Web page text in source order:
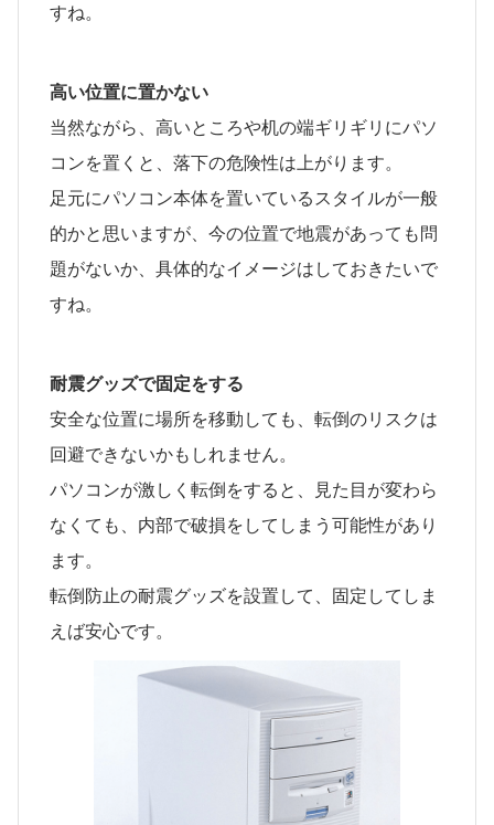
すね。
高い位置に置かない
当然ながら、高いところや机の端ギリギリにパソ
コンを置くと、落下の危険性は上がります。
足元にパソコン本体を置いているスタイルが一般
的かと思いますが、今の位置で地震があっても問
題がないか、具体的なイメージはしておきたいで
すね。
耐震グッズで固定をする
安全な位置に場所を移動しても、転倒のリスクは
回避できないかもしれません。
パソコンが激しく転倒をすると、見た目が変わら
なくても、内部で破損をしてしまう可能性があり
ます。
転倒防止の耐震グッズを設置して、固定してしま
えば安心です。